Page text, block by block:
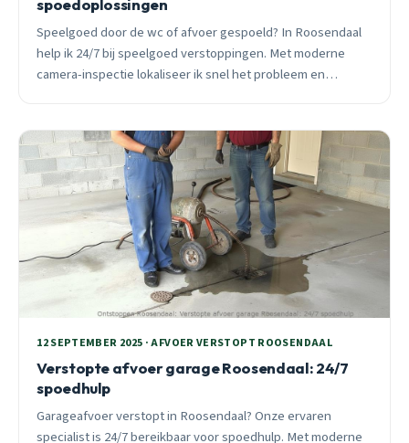
Speelgoed door de wc of afvoer gespoeld? In Roosendaal
help ik 24/7 bij speelgoed verstoppingen. Met moderne
camera-inspectie lokaliseer ik snel het probleem en
12 SEPTEMBER 2025 · AFVOER VERSTOPT ROOSENDAAL
Verstopte afvoer garage Roosendaal: 24/7
spoedhulp
Garageafvoer verstopt in Roosendaal? Onze ervaren
specialist is 24/7 bereikbaar voor spoedhulp. Met moderne